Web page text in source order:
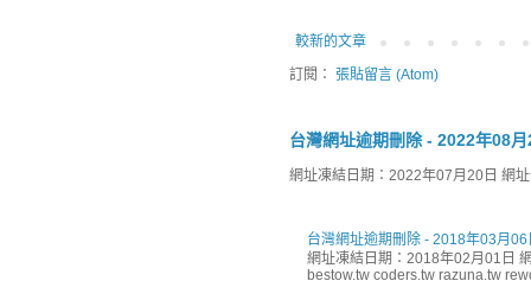
較新的文章
訂閱： 張貼留言 (Atom)
台灣網址逾期刪除 - 2022年08
網址凍結日期：2022年07月20日 網
台灣網址逾期刪除 - 2018年03月06
網址凍結日期：2018年02月01日
bestow.tw coders.tw razuna.tw